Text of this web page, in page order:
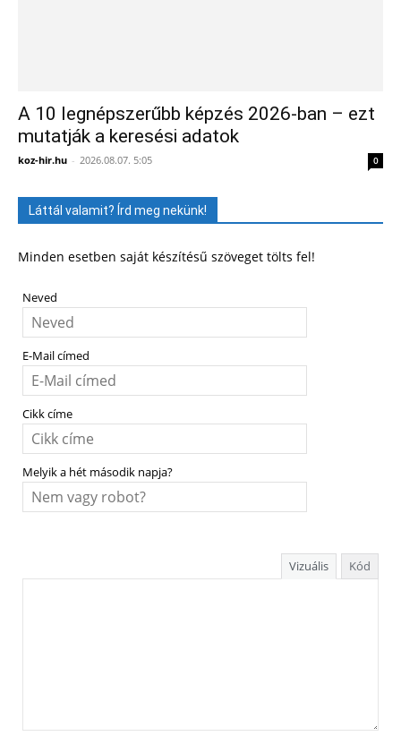
A 10 legnépszerűbb képzés 2026-ban – ezt
mutatják a keresési adatok
koz-hir.hu - 2026.08.07. 5:05 0
Láttál valamit? Írd meg nekünk!
Minden esetben saját készítésű szöveget tölts fel!
Neved
E-Mail címed
Cikk címe
Melyik a hét második napja?
Vizuális Kód